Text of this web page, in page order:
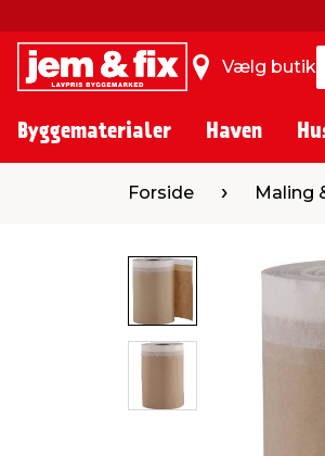
Vælg butik
Byggematerialer Haven
Maling & kemi
Forside Maling